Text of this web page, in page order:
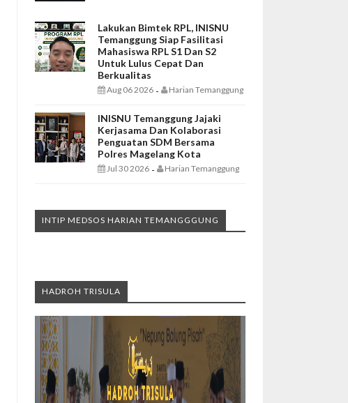
Lakukan Bimtek RPL, INISNU
Temanggung Siap Fasilitasi
Mahasiswa RPL S1 Dan S2
Untuk Lulus Cepat Dan
Berkualitas
Aug 06 2026 - Harian Temanggung
INISNU Temanggung Jajaki
Kerjasama Dan Kolaborasi
Penguatan SDM Bersama
Polres Magelang Kota
Jul 30 2026 - Harian Temanggung
INTIP MEDSOS HARIAN TEMANGGGUNG
HADROH TRISULA